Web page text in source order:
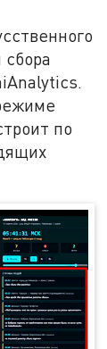
по